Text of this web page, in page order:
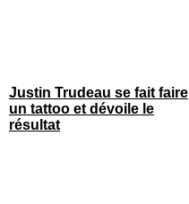
Justin Trudeau se fait faire
un tattoo et dévoile le
résultat